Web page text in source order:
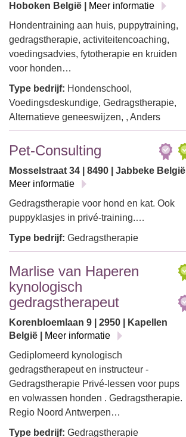
Hoboken België |
Meer informatie
Hondentraining aan huis, puppytraining,
gedragstherapie, activiteitencoaching,
voedingsadvies, fytotherapie en kruiden
voor honden…
Type bedrijf: Hondenschool,
Voedingsdeskundige, Gedragstherapie,
Alternatieve geneeswijzen, , Anders
Pet-Consulting
Mosselstraat 34 | 8490 | Jabbeke België |
Meer informatie
Gedragstherapie voor hond en kat. Ook
puppyklasjes in privé-training.…
Type bedrijf: Gedragstherapie
Marlise van Haperen
kynologisch
gedragstherapeut
Korenbloemlaan 9 | 2950 | Kapellen
België |
Meer informatie
Gediplomeerd kynologisch
gedragstherapeut en instructeur -
Gedragstherapie Privé-lessen voor pups
en volwassen honden . Gedragstherapie.
Regio Noord Antwerpen…
Type bedrijf: Gedragstherapie